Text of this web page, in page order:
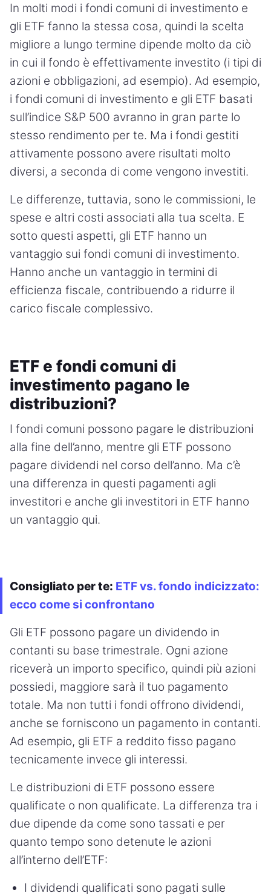
In molti modi i fondi comuni di investimento e
gli ETF fanno la stessa cosa, quindi la scelta
migliore a lungo termine dipende molto da ciò
in cui il fondo è effettivamente investito (i tipi di
azioni e obbligazioni, ad esempio). Ad esempio,
i fondi comuni di investimento e gli ETF basati
sull’indice S&P 500 avranno in gran parte lo
stesso rendimento per te. Ma i fondi gestiti
attivamente possono avere risultati molto
diversi, a seconda di come vengono investiti.
Le differenze, tuttavia, sono le commissioni, le
spese e altri costi associati alla tua scelta. E
sotto questi aspetti, gli ETF hanno un
vantaggio sui fondi comuni di investimento.
Hanno anche un vantaggio in termini di
efficienza fiscale, contribuendo a ridurre il
carico fiscale complessivo.
ETF e fondi comuni di
investimento pagano le
distribuzioni?
I fondi comuni possono pagare le distribuzioni
alla fine dell’anno, mentre gli ETF possono
pagare dividendi nel corso dell’anno. Ma c’è
una differenza in questi pagamenti agli
investitori e anche gli investitori in ETF hanno
un vantaggio qui.
Consigliato per te: ETF vs. fondo indicizzato:
ecco come si confrontano
Gli ETF possono pagare un dividendo in
contanti su base trimestrale. Ogni azione
riceverà un importo specifico, quindi più azioni
possiedi, maggiore sarà il tuo pagamento
totale. Ma non tutti i fondi offrono dividendi,
anche se forniscono un pagamento in contanti.
Ad esempio, gli ETF a reddito fisso pagano
tecnicamente invece gli interessi.
Le distribuzioni di ETF possono essere
qualificate o non qualificate. La differenza tra i
due dipende da come sono tassati e per
quanto tempo sono detenute le azioni
all’interno dell’ETF:
I dividendi qualificati sono pagati sulle